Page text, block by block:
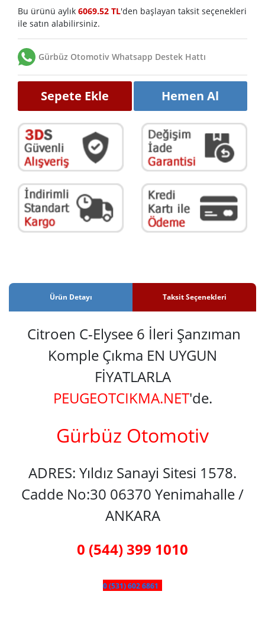
Bu ürünü aylık 6069.52 TL'den başlayan taksit seçenekleri
ile satın alabilirsiniz.
Gürbüz Otomotiv Whatsapp Destek Hattı
Sepete Ekle Hemen Al
Ürün Detayı Taksit Seçenekleri
Citroen C-Elysee 6 İleri Şanzıman
Komple Çıkma EN UYGUN
FİYATLARLA
PEUGEOTCIKMA.NET'de.
Gürbüz Otomotiv
ADRES: Yıldız Sanayi Sitesi 1578.
Cadde No:30 06370 Yenimahalle /
ANKARA
0 (544) 399 1010
0 (531) 602 6861